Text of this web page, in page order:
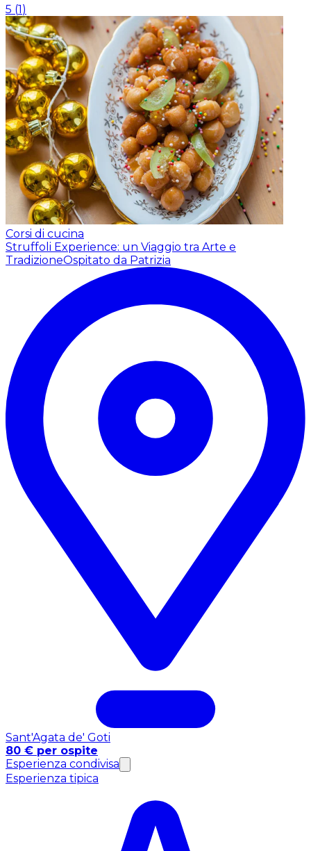
5 (1)
Corsi di cucina
Struffoli Experience: un Viaggio tra Arte e
TradizioneOspitato da Patrizia
Sant'Agata de' Goti
80 € per ospite
Esperienza condivisa
Esperienza tipica